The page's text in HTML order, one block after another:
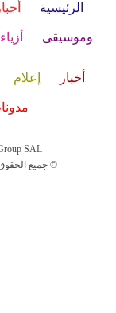
الرئيسية
وموسيقى أزياء
أخبار إعلام
SAL
جميع الحقوق محفوظة لمجموعة العرب اليوم الاعلامية 2025 ©